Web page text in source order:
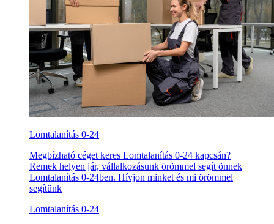
Lomtalanítás 0-24
Megbízható céget keres Lomtalanítás 0-24 kapcsán?
Remek helyen jár, vállalkozásunk örömmel segít önnek
Lomtalanítás 0-24ben. Hívjon minket és mi örömmel
segítünk
Lomtalanítás 0-24